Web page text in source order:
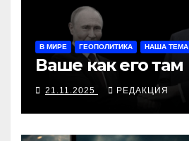
В МИРЕ ГЕОПОЛИТИКА НАША ТЕМА
Ваше как его там
21.11.2025 РЕДАКЦИЯ